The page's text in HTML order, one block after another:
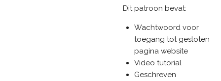
Dit patroon bevat:
Wachtwoord voor
toegang tot gesloten
pagina website
Video tutorial
Geschreven